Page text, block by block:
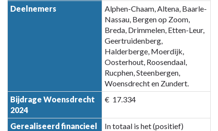
Deelnemers
Alphen-Chaam, Altena, Baarle-
Nassau, Bergen op Zoom,
Breda, Drimmelen, Etten-Leur,
Geertruidenberg,
Halderberge, Moerdijk,
Oosterhout, Roosendaal,
Rucphen, Steenbergen,
Woensdrecht en Zundert.
Bijdrage Woensdrecht
2024
€ 17.334
Gerealiseerd financieel
In totaal is het (positief)